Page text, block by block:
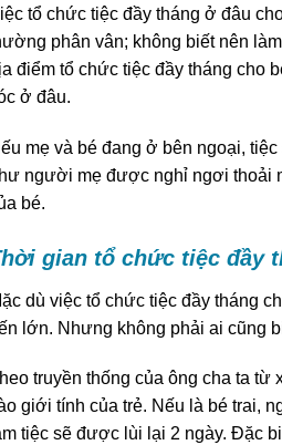
tổ chức tiệc đầy tháng ở đâu
phân vân; không biết nên
điểm tổ chức tiệc đầy tháng cho
ở đâu.
mẹ và bé đang ở bên ngoại,
người mẹ được nghỉ ngơi thoải
bé.
gian tổ chức tiệc đầy
dù việc tổ chức tiệc đầy tháng
lớn. Nhưng không phải ai cũng
truyền thống của ông cha ta
giới tính của trẻ. Nếu là bé trai,
tiệc sẽ được lùi lại 2 ngày. Đặc